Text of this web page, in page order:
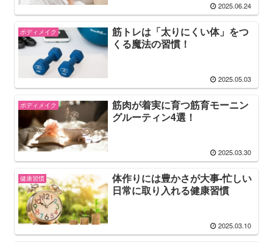
2025.06.24
ボディメイク
筋トレは「太りにくい体」をつ
くる魔法の習慣！
2025.05.03
ボディメイク
筋肉が着実に育つ筋育モーニン
グルーティン4選！
2025.03.30
健康習慣
体作りには豊かさが大事-忙しい
日常に取り入れる健康習慣
2025.03.10